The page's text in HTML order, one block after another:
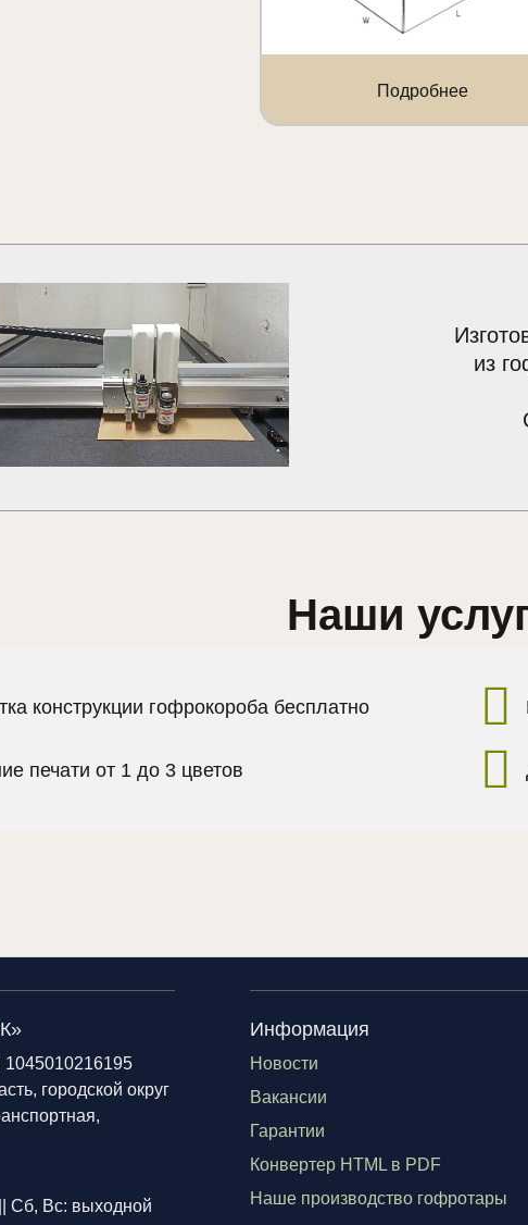
Подробнее
из
Наши
конструкции гофрокороба бесплатно
печати от 1 до 3 цветов
городской округ
Сб, Вс: выходной
Информация
Новости
Вакансии
Гарантии
Конвертер HTML в PDF
Наше производство гофротары